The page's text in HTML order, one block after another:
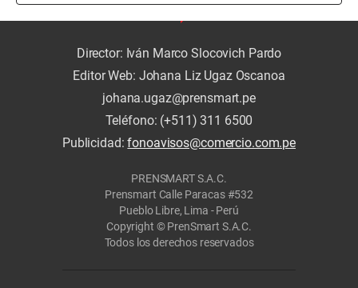
Director: Iván Marco Slocovich Pardo
Editor Web: Johana Liz Ugaz Oscanoa
johana.ugaz@prensmart.pe
Teléfono: (+511) 311 6500
Publicidad:fonoavisos@comercio.com.pe
PRENSMART S.A.C.
Prensmart Calle Paracas #532
Pueblo Libre, Lima - Perú
Copyright © PrenSmart S.A.C.
Todos los derechos reservados